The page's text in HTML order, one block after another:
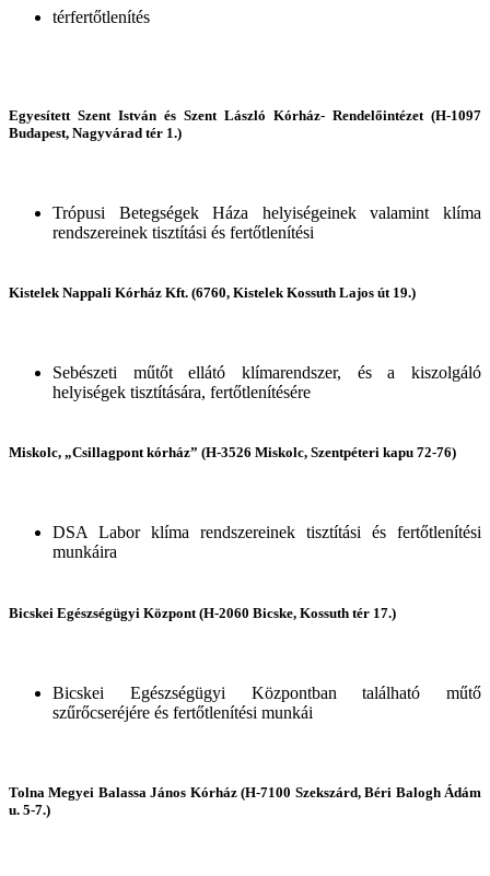
térfertőtlenítés
Egyesített Szent István és Szent László Kórház- Rendelőintézet (H-1097
Budapest, Nagyvárad tér 1.)
Trópusi Betegségek Háza helyiségeinek valamint klíma
rendszereinek tisztítási és fertőtlenítési
Kistelek Nappali Kórház Kft. (6760, Kistelek Kossuth Lajos út 19.)
Sebészeti műtőt ellátó klímarendszer, és a kiszolgáló
helyiségek tisztítására, fertőtlenítésére
Miskolc, „Csillagpont kórház” (H-3526 Miskolc, Szentpéteri kapu 72-76)
DSA Labor klíma rendszereinek tisztítási és fertőtlenítési
munkáira
Bicskei Egészségügyi Központ (H-2060 Bicske, Kossuth tér 17.)
Bicskei Egészségügyi Központban található műtő
szűrőcseréjére és fertőtlenítési munkái
Tolna Megyei Balassa János Kórház (H-7100 Szekszárd, Béri Balogh Ádám
u. 5-7.)